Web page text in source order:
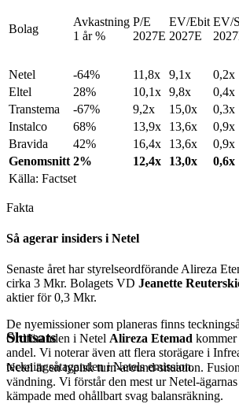
Bolag
Avkastning
1 år %
P/E
2027E
EV/Ebit
2027E
EV/
Netel
-64% 11,8x 9,1x 0,2x
Eltel
28% 10,1x 9,8x 0,4x
Transtema
-67% 9,2x 15,0x 0,3x
Instalco
68% 13,9x 13,6x 0,9x
Bravida
42% 16,4x 13,6x 0,9x
Genomsnitt 2% 12,4x 13,0x 0,6x
Källa: Factset
Fakta
Så agerar insiders i Netel
Senaste året har styrelseordförande Alireza
cirka 3 Mkr. Bolagets VD Jeanette
aktier för 0,3 Mkr.
De nyemissioner som planeras finns
Ordföranden i Netel Alireza Etemad kommer
andel. Vi noterar även att flera storägare i
teckningsåtaganden i Netels emission.
Slutsats
Netel är en typisk turn-around-situation.
vändning. Vi förstår den mest ur Netel-
kämpade med ohållbart svag balansräkning.